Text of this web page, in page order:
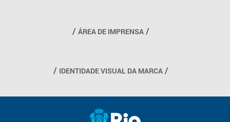
ÁREA DE IMPRENSA
IDENTIDADE VISUAL DA MARCA